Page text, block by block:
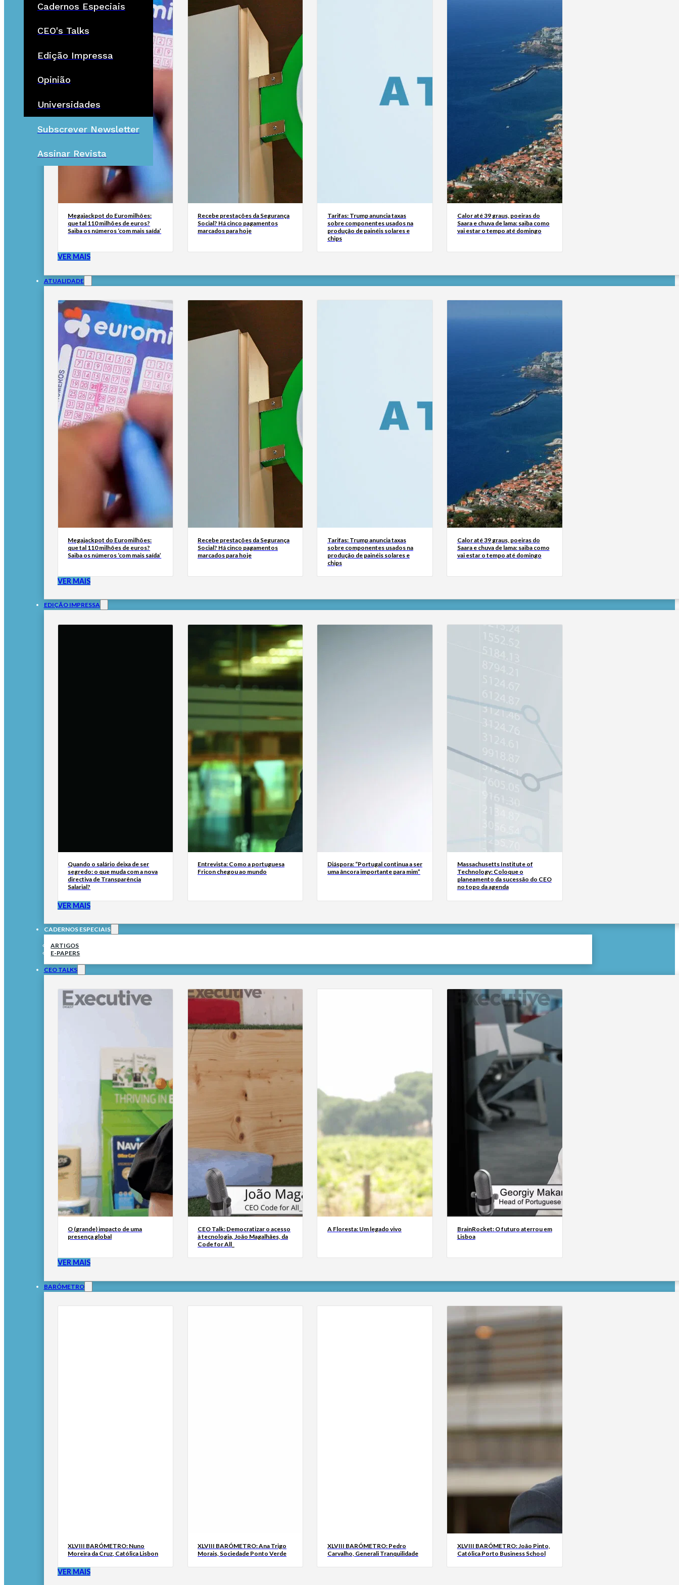
Cadernos Especiais
CEO's Talks
Edição Impressa
Opinião
Universidades
Subscrever Newsletter
Assinar Revista
Megajackpot do Euromilhões:
que tal 110 milhões de euros?
Saiba os números ‘com mais saída’
Recebe prestações da Segurança
Social? Há cinco pagamentos
marcados para hoje
Tarifas: Trump anuncia taxas
sobre componentes usados na
produção de painéis solares e
chips
Calor até 39 graus, poeiras do
Saara e chuva de lama: saiba como
vai estar o tempo até domingo
VER MAIS
ATUALIDADE
Megajackpot do Euromilhões:
que tal 110 milhões de euros?
Saiba os números ‘com mais saída’
Recebe prestações da Segurança
Social? Há cinco pagamentos
marcados para hoje
Tarifas: Trump anuncia taxas
sobre componentes usados na
produção de painéis solares e
chips
Calor até 39 graus, poeiras do
Saara e chuva de lama: saiba como
vai estar o tempo até domingo
VER MAIS
EDIÇÃO IMPRESSA
Quando o salário deixa de ser
segredo: o que muda com a nova
directiva de Transparência
Salarial?
Entrevista: Como a portuguesa
Fricon chegou ao mundo
Diáspora: “Portugal continua a ser
uma âncora importante para mim”
Massachusetts Institute of
Technology: Coloque o
planeamento da sucessão do CEO
no topo da agenda
VER MAIS
CADERNOS ESPECIAIS
ARTIGOS
E-PAPERS
CEO TALKS
O (grande) impacto de uma
presença global
CEO Talk: Democratizar o acesso
à tecnologia, João Magalhães, da
Code for All_
A Floresta: Um legado vivo
BrainRocket: O futuro aterrou em
Lisboa
VER MAIS
BARÓMETRO
XLVIII BARÓMETRO: Nuno
Moreira da Cruz, Católica Lisbon
XLVIII BARÓMETRO: Ana Trigo
Morais, Sociedade Ponto Verde
XLVIII BARÓMETRO: Pedro
Carvalho, Generali Tranquilidade
XLVIII BARÓMETRO: João Pinto,
Católica Porto Business School
VER MAIS